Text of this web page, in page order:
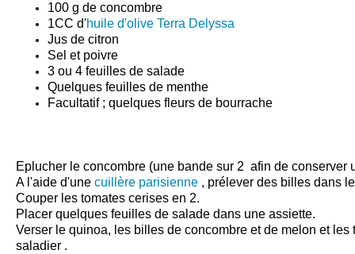
100 g de concombre
1CC d'huile d'olive Terra Delyssa
Jus de citron
Sel et poivre
3 ou 4 feuilles de salade
Quelques feuilles de menthe
Facultatif ; quelques fleurs de bourrache
Eplucher le concombre (une bande sur 2 afin de conserver
A l'aide d'une cuillère parisienne , prélever des billes dans
Couper les tomates cerises en 2.
Placer quelques feuilles de salade dans une assiette.
Verser le quinoa, les billes de concombre et de melon et les
saladier .